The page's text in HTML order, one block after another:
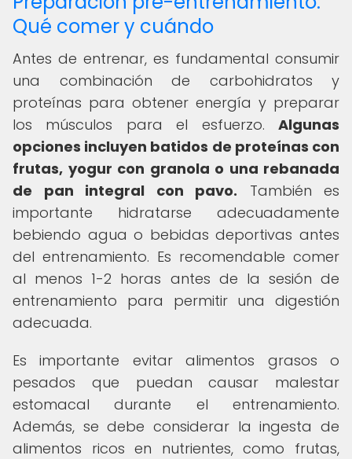
Qué comer y cuándo
Antes de entrenar, es fundamental consumir
una combinación de carbohidratos y
proteínas para obtener energía y preparar
los músculos para el esfuerzo. Algunas
opciones incluyen batidos de proteínas con
frutas, yogur con granola o una rebanada
de pan integral con pavo. También es
importante hidratarse adecuadamente
bebiendo agua o bebidas deportivas antes
del entrenamiento. Es recomendable comer
al menos 1-2 horas antes de la sesión de
entrenamiento para permitir una digestión
adecuada.
Es importante evitar alimentos grasos o
pesados que puedan causar malestar
estomacal durante el entrenamiento.
Además, se debe considerar la ingesta de
alimentos ricos en nutrientes, como frutas,